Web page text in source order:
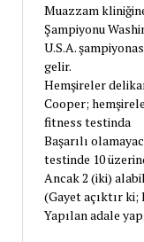
Muazzam
Şampiyonu
U.S.A.
gelir.
Hemşireler
Cooper;
fitness testinda
Başarılı
testinde 10
Ancak 2 (iki)
(Gayet açıktır ki;
Yapılan adale